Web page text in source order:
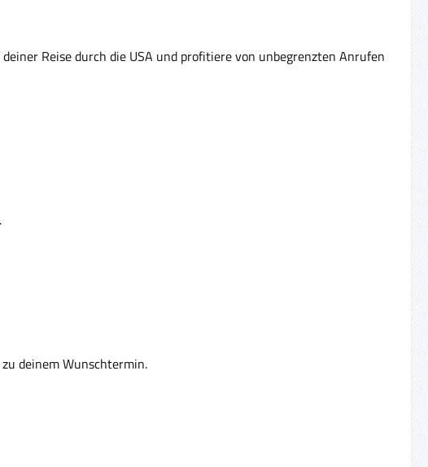
Reise durch die USA und profitiere von unbegrenzten Anrufen
deinem Wunschtermin.